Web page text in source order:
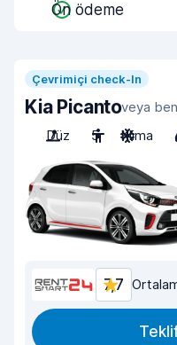
Ön ödeme
Çevrimiçi check-In
Kia Picantoveya
Düz
5 Klima
7,7